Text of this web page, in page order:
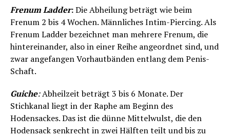
Frenum Ladder:Die Abheilung beträgt wie beim
Frenum 2 bis 4 Wochen. Männliches Intim-Piercing. Als
Frenum Ladder bezeichnet man mehrere Frenum, die
hintereinander, also in einer Reihe angeordnet sind, und
zwar angefangen Vorhautbänden entlang dem Penis-
Schaft.
Guiche:Abheilzeit beträgt 3 bis 6 Monate. Der
Stichkanal liegt in der Raphe am Beginn des
Hodensackes. Das ist die dünne Mittelwulst, die den
Hodensack senkrecht in zwei Hälften teilt und bis zu